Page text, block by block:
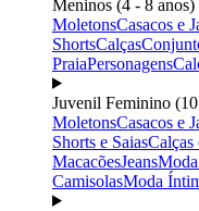
Meninos (4 - 8 anos)
MoletonsCasacos e
ShortsCalças
PraiaPersonagens
Juvenil Feminino
MoletonsCasacos e
Shorts e SaiasCalças
MacacõesJeans
CamisolasModa